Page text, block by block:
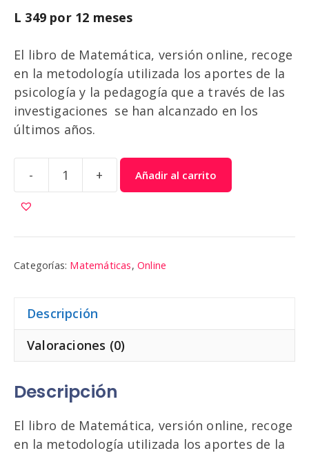
L 349 por 12 meses
El libro de Matemática, versión online, recoge
en la metodología utilizada los aportes de la
psicología y la pedagogía que a través de las
investigaciones se han alcanzado en los
últimos años.
-
Matemáticas
Colibri
cantidad
+ Añadir al carrito
Categorías: Matemáticas,Online
Descripción
Valoraciones (0)
Descripción
El libro de Matemática, versión online, recoge
en la metodología utilizada los aportes de la